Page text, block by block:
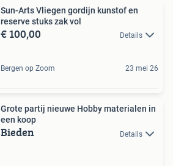
Sun-Arts Vliegen gordijn kunstof en
reserve stuks zak vol
€ 100,00 Details
Bergen op Zoom 23 mei 26
Grote partij nieuwe Hobby materialen in
een koop
Bieden Details